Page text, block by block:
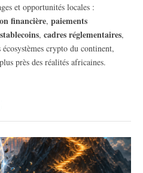
et opportunités locales :
financière, paiements
stablecoins, cadres réglementaires,
crypto du continent,
près des réalités africaines.